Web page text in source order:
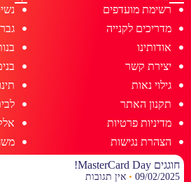
רשימת מועדפים
מדריכים לקנייה
אודותינו
יצירת קשר
גילוי נאות
תקנון האתר
מדיניות פרטיות
הצהרת נגישות
חוגגים MasterCard Day!
09/02/2025 אין תגובות